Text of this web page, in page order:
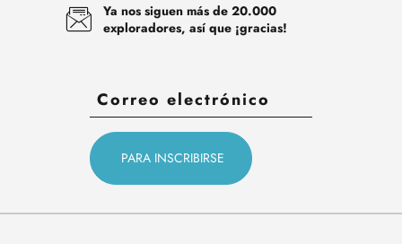
Ya nos siguen más de 20.000
exploradores, así que ¡gracias!